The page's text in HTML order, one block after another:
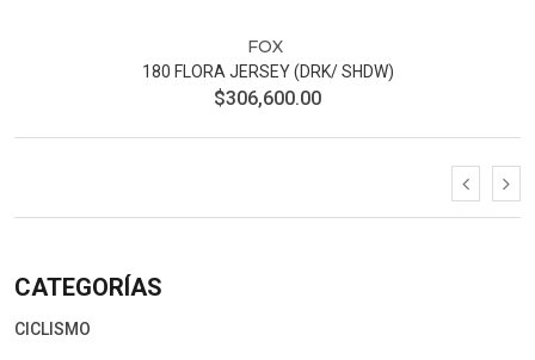
CATEGORÍAS
CICLISMO
FOX
180 FLORA JERSEY (DRK/ SHDW)
$306,600.00